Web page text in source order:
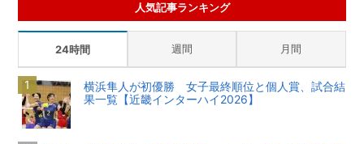
人気記事ランキング
24時間 週間 月間
横浜隼人が初優勝 女子最終順位と個人賞、試合結
果一覧【近畿インターハイ2026】